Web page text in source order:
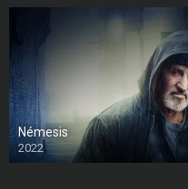
Némesis
2022